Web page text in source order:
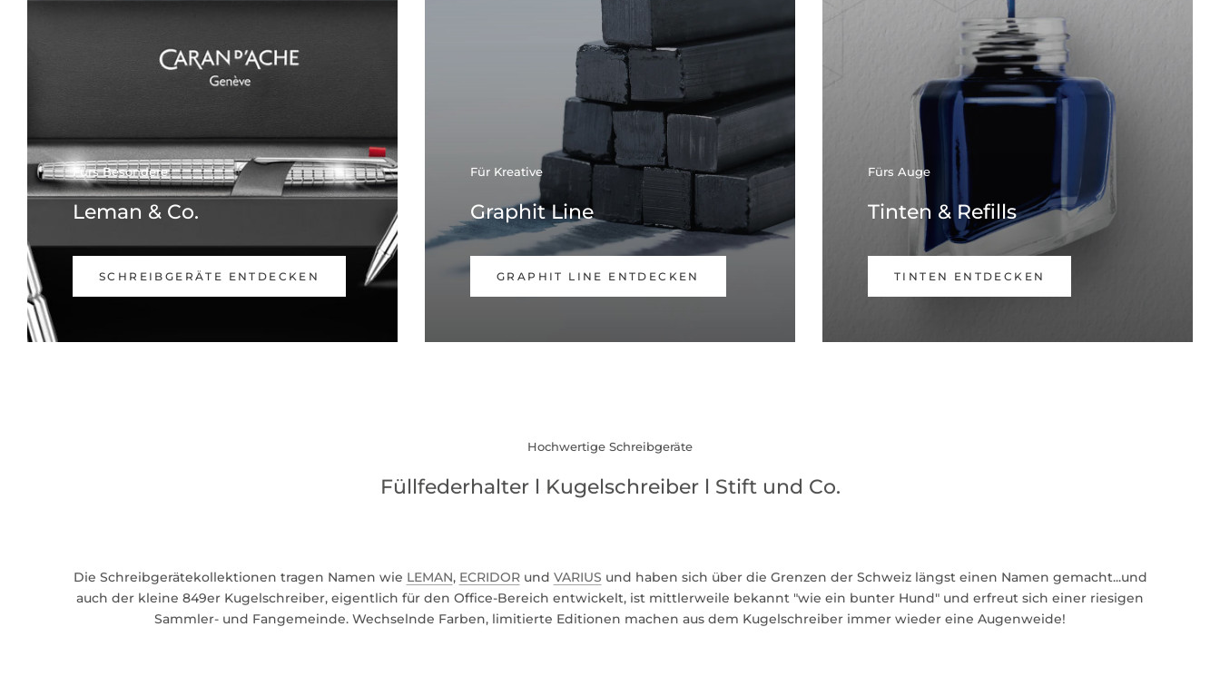
Fürs Besondere
Leman & Co.
SCHREIBGERÄTE ENTDECKEN
Für Kreative
Graphit Line
GRAPHIT LINE ENTDECKEN
Fürs Auge
Tinten & Refills
TINTEN ENTDECKEN
Hochwertige Schreibgeräte
Füllfederhalter l Kugelschreiber l Stift und Co.
Die Schreibgerätekollektionen tragen Namen wie LEMAN, ECRIDORund VARIUS und haben sich über die Grenzen der Schweiz längst einen Namen gemacht...und
auch der kleine 849er Kugelschreiber, eigentlich für den Office-Bereich entwickelt, ist mittlerweile bekannt "wie ein bunter Hund" und erfreut sich einer riesigen
Sammler- und Fangemeinde. Wechselnde Farben, limitierte Editionen machen aus dem Kugelschreiber immer wieder eine Augenweide!